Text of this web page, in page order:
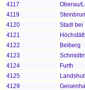
4117
Oberau/
4119
4120
Stadl bei
4121
Höchstätt
4122
Beiberg
4123
4124
Furth
4125
Landshut
4129